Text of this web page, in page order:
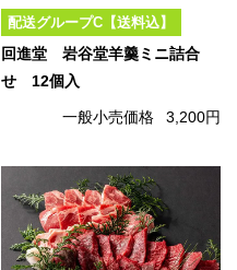
配送グループC【送料込】
回進堂 岩谷堂羊羹ミニ詰合
せ 12個入
一般小売価格 3,200円